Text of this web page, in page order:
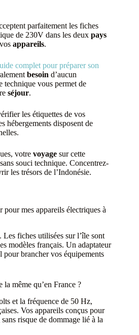
parfaitement les fiches
de 230V dans les deux pays
appareils.
complet pour préparer son
besoin d’aucun
technique vous permet de
séjour.
les étiquettes de vos
hébergements disposent de
votre voyage sur cette
souci technique. Concentrez-
les trésors de l’Indonésie.
pour mes appareils électriques à
fiches utilisées sur l’île sont
modèles français. Un adaptateur
pour brancher vos équipements
même qu’en France ?
et la fréquence de 50 Hz,
Vos appareils conçus pour
risque de dommage lié à la